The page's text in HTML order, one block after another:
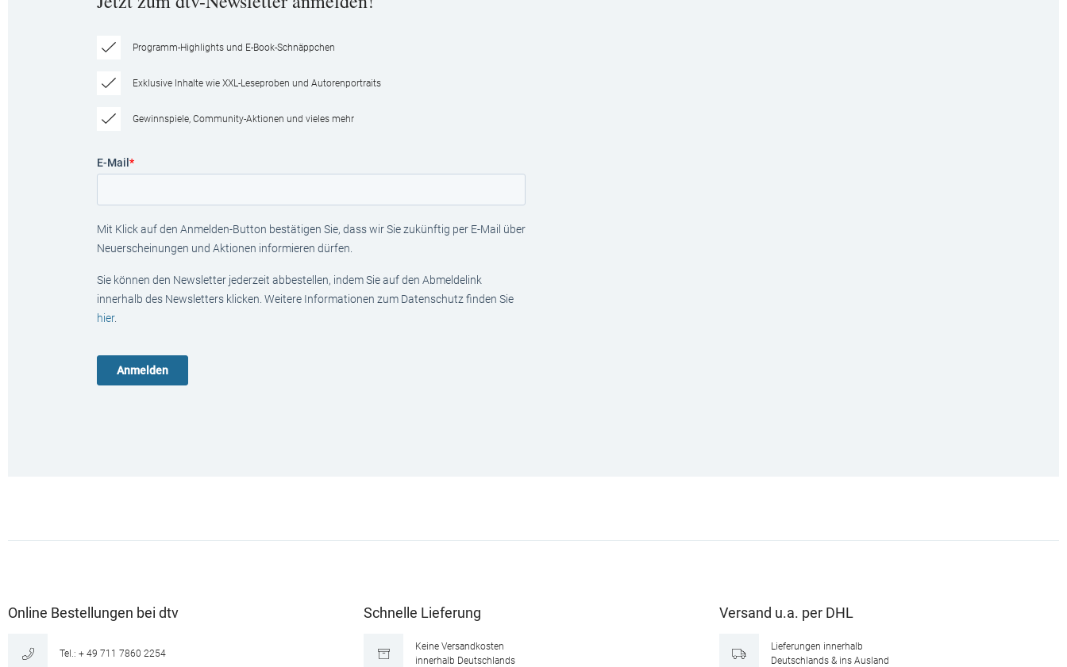
Programm-Highlights und E-Book-Schnäppchen
Exklusive Inhalte wie XXL-Leseproben und Autorenportraits
Gewinnspiele, Community-Aktionen und vieles mehr
E-Mail *
Mit Klick auf den Anmelden-Button bestätigen Sie, dass wir Sie zukünftig per E-Mail über
Neuerscheinungen und Aktionen informieren dürfen.
Sie können den Newsletter jederzeit abbestellen, indem Sie auf den Abmeldelink
innerhalb des Newsletters klicken. Weitere Informationen zum Datenschutz finden Sie
hier.
Online Bestellungen bei dtv
Tel.: + 49 711 7860 2254
Schnelle Lieferung
Keine Versandkosten
innerhalb Deutschlands
Versand u.a. per DHL
Lieferungen innerhalb
Deutschlands & ins Ausland